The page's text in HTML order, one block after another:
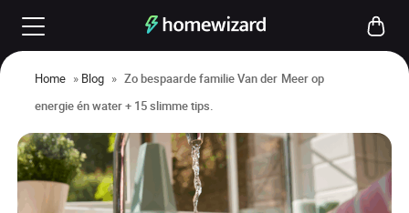
Home » Blog » Zo bespaarde familie Van der Meer op
energie én water + 15 slimme tips.